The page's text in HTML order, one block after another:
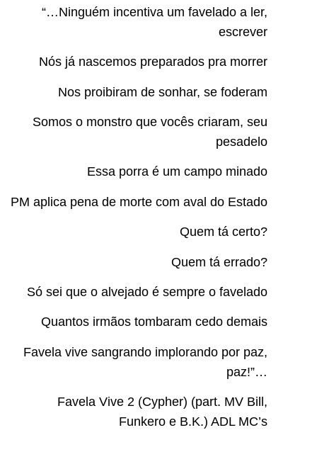
“…Ninguém incentiva um favelado a ler,
escrever
Nós já nascemos preparados pra morrer
Nos proibiram de sonhar, se foderam
Somos o monstro que vocês criaram, seu
pesadelo
Essa porra é um campo minado
PM aplica pena de morte com aval do Estado
Quem tá certo?
Quem tá errado?
Só sei que o alvejado é sempre o favelado
Quantos irmãos tombaram cedo demais
Favela vive sangrando implorando por paz,
paz!”…
Favela Vive 2 (Cypher) (part. MV Bill,
Funkero e B.K.) ADL MC’s